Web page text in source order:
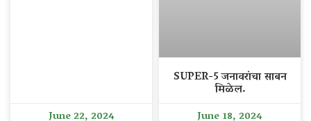
June 22, 2024
SUPER-5 जनावरांचा साबन
मिळेल.
June 18, 2024